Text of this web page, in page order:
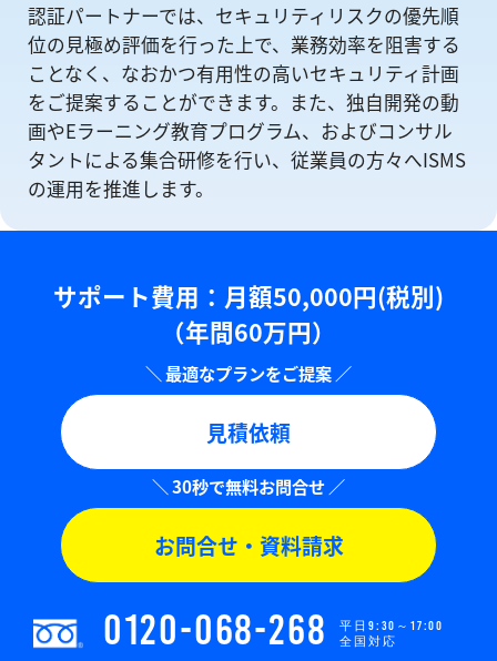
認証パートナーでは、セキュリティリスクの優先順
位の⾒極め評価を⾏った上で、業務効率を阻害する
ことなく、なおかつ有⽤性の⾼いセキュリティ計画
をご提案することができます。また、独自開発の動
画やEラーニング教育プログラム、およびコンサル
タントによる集合研修を⾏い、従業員の方々へISMS
の運⽤を推進します。
サポート費用：⽉額50,000円(税別)
（年間60万円）
見積依頼
お問合せ・資料請求
0120-068-268
平日9:30～17:00
全国対応